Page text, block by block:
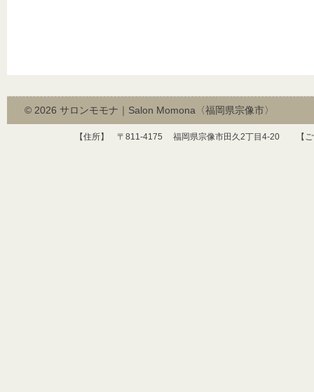
© 2026 サロンモモナ｜Salon Momona〈福岡県宗像市〉
【住所】 〒 811-4175 福岡県宗像市田久2丁目 4-20 【ご